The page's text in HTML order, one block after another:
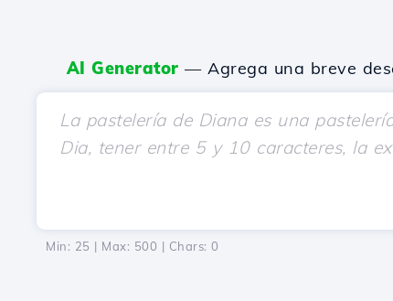
AI Generator — Agrega una breve
Min: 25 | Max: 500 | Chars: 0